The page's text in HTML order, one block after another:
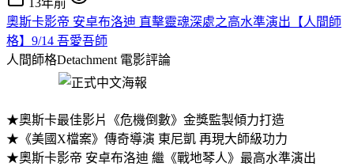
奧斯卡影帝 安卓布洛迪 直擊靈魂深處之高水準演出【人間師
格】9/14 吾愛吾師
人間師格Detachment 電影評論
★奧斯卡最佳影片《危機倒數》金獎監製傾力打造
★《美國X檔案》傳奇導演 東尼凱 再現大師級功力
★奧斯卡影帝 安卓布洛迪 繼《戰地琴人》最高水準演出